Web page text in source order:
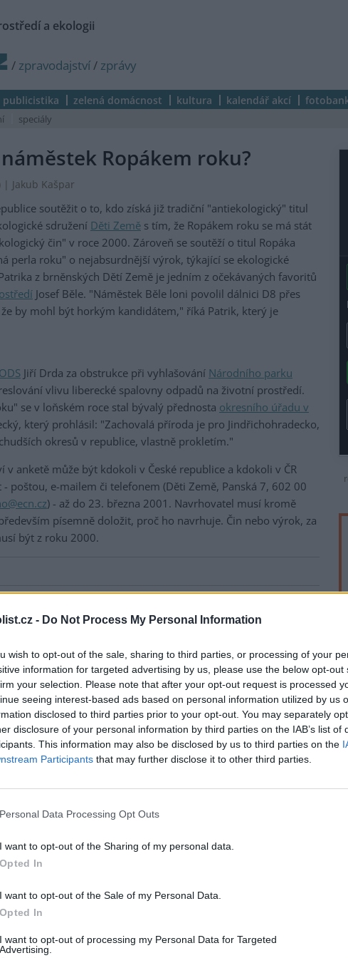
- Do Not Process My Personal Information
wish to opt-out of the sale, sharing to third parties, or processing of your
information for targeted advertising by us, please use the below opt-out
your selection. Please note that after your opt-out request is processed
seeing interest-based ads based on personal information utilized by us
disclosed to third parties prior to your opt-out. You may separately
disclosure of your personal information by third parties on the IAB’s list of
This information may also be disclosed by us to third parties on the
Participants that may further disclose it to other third parties.
Personal Data Processing Opt Outs
I want to opt-out of the Sharing of my personal data.
Opted In
I want to opt-out of the Sale of my Personal Data.
Opted In
I want to opt-out of processing my Personal Data for Targeted
Advertising.
a ekologii
/ zpravodajství/ zprávy
publicistika zelená domácnost kultura kalendář akcí
speciály
Ropákem roku?
| Jakub Kašpar
soutěžit o to, kdo získá již tradiční "antiekologický" titul
sdružení Děti Země s tím, že Ropákem roku se má stát
čin" v roce 2000. Zároveň se soutěží o titul Ropáka
perla roku" o nejabsurdnější výrok, týkající se ekologické
z brněnských Dětí Země je jedním z očekávaných favoritů
Josef Běle. "Náměstek Běle loni povolil dálnici D8 přes
by mohl být horkým kandidátem," říká Patrik, který je
ODS Jiří Drda za obstrukce při vyhlašování Národního parku
vlivu liberecké spalovny odpadů na životní prostředí.
se v loňském roce stal bývalý přednosta okresního úřadu v
který prohlásil: "Zachovalá příroda je pro Jindřichohradecko,
okresů v republice, vlastně prokletím."
v anketě může být kdokoli v České republice a kdokoli v ČR
poštou, e-mailem či telefonem (Děti Země, Panská 7, 602 00
) - až do 23. března 2001. Navrhovatel musí kromě
písemně doložit, proč ho navrhuje. Čin nebo výrok, za
být z roku 2000.
tisknout poslat